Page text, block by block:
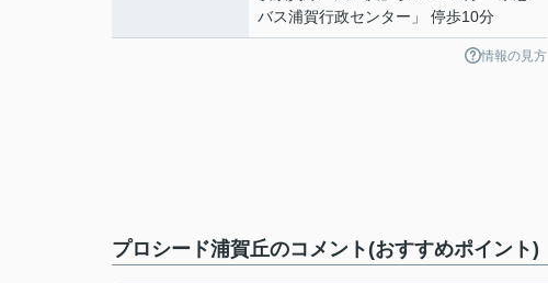
バス浦賀行政センター」 停歩10分
情報の見方
プロシード浦賀丘のコメント(おすすめポイント)